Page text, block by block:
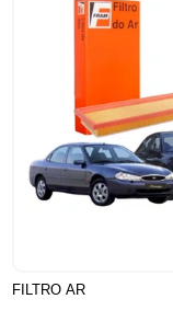
FILTRO AR